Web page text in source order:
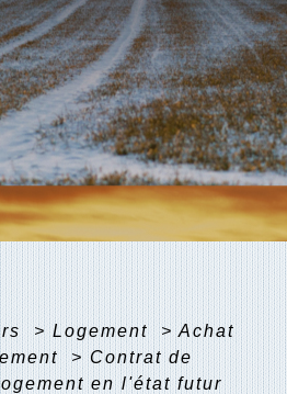
> Logement > Achat
> Contrat de
en l'état futur